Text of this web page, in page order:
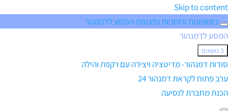
Skip to content
כשאמנות ורוחניות נפגשות-המסע לדמנהור
המסע לדמנהור
המסע
לדמנהור
3 נושאים
סודות דמנהור- מדיטציה ויצירה עם רקפת והילה
ערב פתוח לקראת דמנהור 24
הכנת מחברת לנסיעה